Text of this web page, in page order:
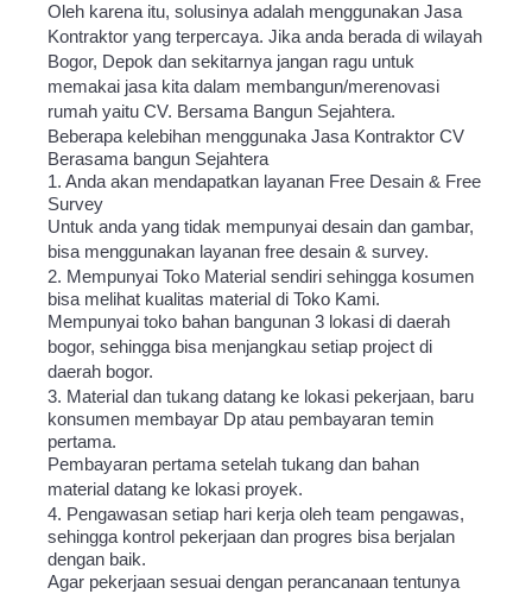
Oleh karena itu, solusinya adalah menggunakan Jasa
Kontraktor yang terpercaya. Jika anda berada di wilayah
Bogor, Depok dan sekitarnya jangan ragu untuk
memakai jasa kita dalam membangun/merenovasi
rumah yaitu CV. Bersama Bangun Sejahtera.
Beberapa kelebihan menggunaka Jasa Kontraktor CV
Berasama bangun Sejahtera
1. Anda akan mendapatkan layanan Free Desain & Free
Survey
Untuk anda yang tidak mempunyai desain dan gambar,
bisa menggunakan layanan free desain & survey.
2. Mempunyai Toko Material sendiri sehingga kosumen
bisa melihat kualitas material di Toko Kami.
Mempunyai toko bahan bangunan 3 lokasi di daerah
bogor, sehingga bisa menjangkau setiap project di
daerah bogor.
3. Material dan tukang datang ke lokasi pekerjaan, baru
konsumen membayar Dp atau pembayaran temin
pertama.
Pembayaran pertama setelah tukang dan bahan
material datang ke lokasi proyek.
4. Pengawasan setiap hari kerja oleh team pengawas,
sehingga kontrol pekerjaan dan progres bisa berjalan
dengan baik.
Agar pekerjaan sesuai dengan perancanaan tentunya